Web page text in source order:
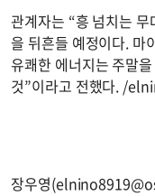
관계자는 “흥 넘치는
을 뒤흔들 예정이다. 마
유쾌한 에너지는 주말
것”이라고 전했다. /
장우영(